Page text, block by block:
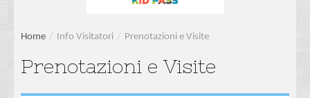
Home / Info Visitatori / Prenotazioni e Visite
Prenotazioni e Visite